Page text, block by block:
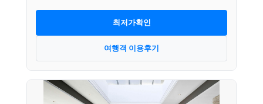
최저가확인
여행객 이용후기